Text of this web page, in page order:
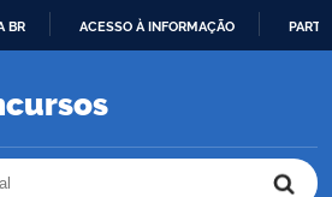
O
BR ACESSO À INFORMAÇÃO